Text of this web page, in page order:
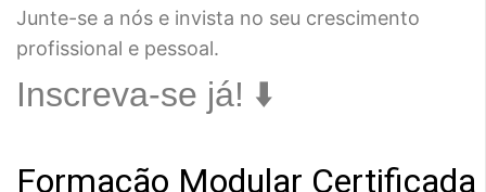
Junte-se a nós e invista no seu crescimento
profissional e pessoal.
Inscreva-se já! ⬇️